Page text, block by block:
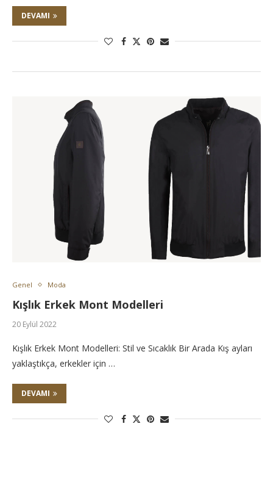
DEVAMI
Genel Moda
Kışlık Erkek Mont Modelleri
20 Eylül 2022
Kışlık Erkek Mont Modelleri: Stil ve Sıcaklık Bir Arada Kış ayları
yaklaştıkça, erkekler için …
DEVAMI